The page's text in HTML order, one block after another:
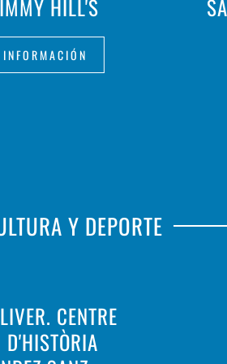
HILL'S
INFORMACIÓN
Y DEPORTE
CENTRE
D'HISTÒRIA